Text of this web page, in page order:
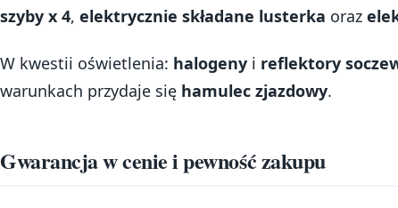
szyby x 4, elektrycznie składane lusterka oraz
W kwestii oświetlenia: halogeny i reflektory
warunkach przydaje się hamulec zjazdowy.
Gwarancja w cenie i pewność zakupu